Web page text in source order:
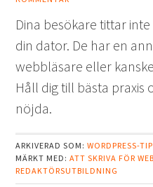
Dina besökare tittar
din dator. De har en
webbläsare eller
Håll dig till bästa praxis
nöjda.
ARKIVERAD SOM:WORDPRESS-
MÄRKT MED:ATT SKRIVA FÖR
REDAKTÖRSUTBILDNING